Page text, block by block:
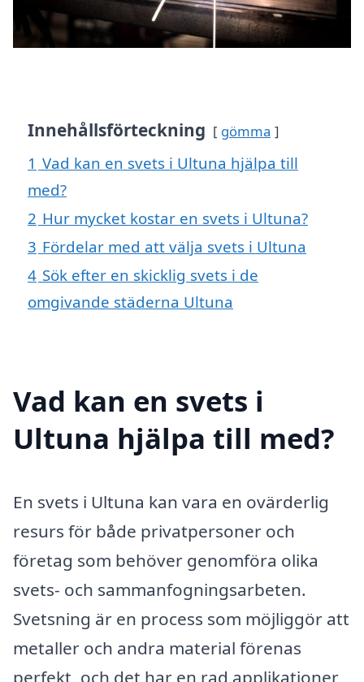
Innehållsförteckning gömma
1 Vad kan en svets i Ultuna hjälpa till
med?
2 Hur mycket kostar en svets i Ultuna?
3 Fördelar med att välja svets i Ultuna
4 Sök efter en skicklig svets i de
omgivande städerna Ultuna
Vad kan en svets i
Ultuna hjälpa till med?
En svets i Ultuna kan vara en ovärderlig
resurs för både privatpersoner och
företag som behöver genomföra olika
svets- och sammanfogningsarbeten.
Svetsning är en process som möjliggör att
metaller och andra material förenas
perfekt, och det har en rad applikationer